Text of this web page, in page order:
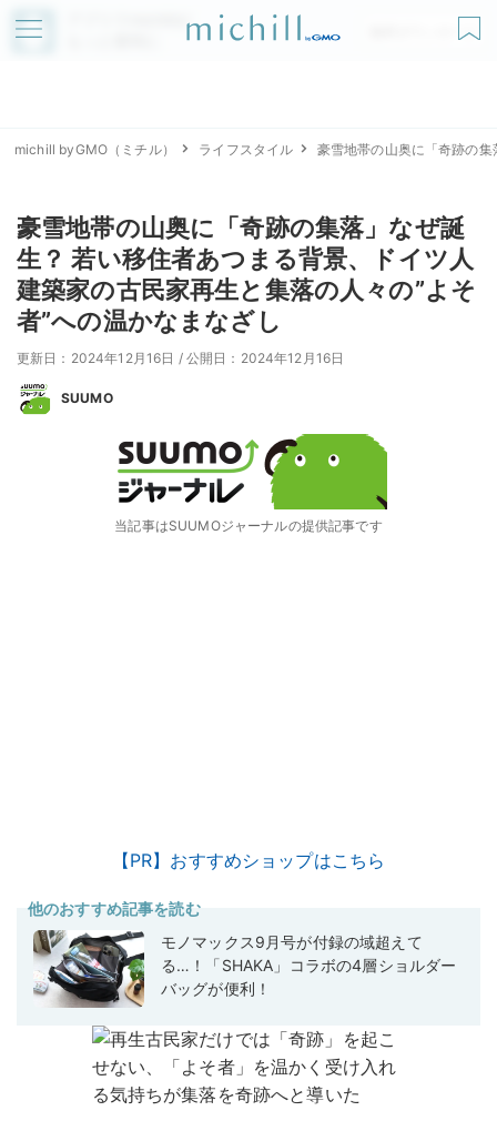
アプリでmichillが
無料ダウンロード
michill byGMO（ミチル） ライフスタイル 豪雪地帯の山奥に「奇跡の
豪雪地帯の山奥に「奇跡の集落」なぜ誕
生？ 若い移住者あつまる背景、ドイツ人
建築家の古民家再生と集落の人々の”よそ
者”への温かなまなざし
更新日：2024年12月16日 / 公開日：2024年12月16日
SUUMO
当記事はSUUMOジャーナルの提供記事です
【PR】おすすめショップはこちら
他のおすすめ記事を読む
モノマックス9月号が付録の域超えて
る…！「SHAKA」コラボの4層ショルダー
バッグが便利！